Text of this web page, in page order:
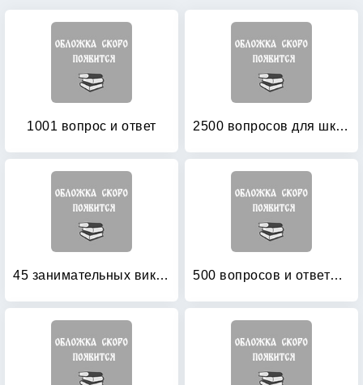
1001 вопрос и ответ 2500 вопросов для школьных викторин
45 занимательных викторин для детей 500 вопросов и ответов (зеленая)